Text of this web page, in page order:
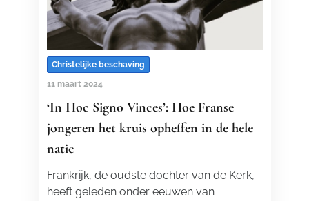
Christelijke beschaving
11 maart 2024
‘In Hoc Signo Vinces’: Hoe Franse
jongeren het kruis opheffen in de hele
natie
Frankrijk, de oudste dochter van de Kerk,
heeft geleden onder eeuwen van